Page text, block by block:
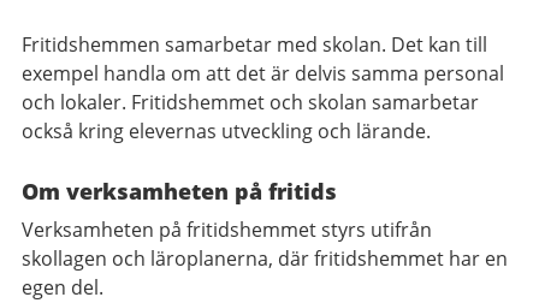
Fritidshemmen samarbetar med skolan. Det kan till
exempel handla om att det är delvis samma personal
och lokaler. Fritidshemmet och skolan samarbetar
också kring elevernas utveckling och lärande.
Om verksamheten på fritids
Verksamheten på fritidshemmet styrs utifrån
skollagen och läroplanerna, där fritidshemmet har en
egen del.